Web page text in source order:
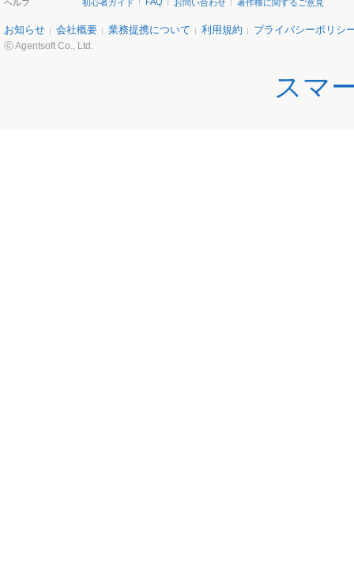
ヘルプ
初心者ガイド お問い合わせ 著作権に関するご意見
お知らせ 会社概要 業務提携について 利用規約 プライバシーポリシ
ⓒ Agentsoft Co., Ltd.
スマ